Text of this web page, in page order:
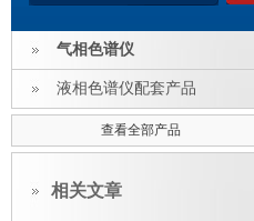
气相色谱仪
液相色谱仪配套产品
查看全部产品
相关文章